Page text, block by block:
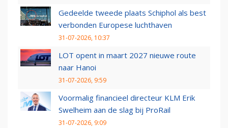
Gedeelde tweede plaats Schiphol als best
verbonden Europese luchthaven
31-07-2026, 10:37
LOT opent in maart 2027 nieuwe route
naar Hanoi
31-07-2026, 9:59
Voormalig financieel directeur KLM Erik
Swelheim aan de slag bij ProRail
31-07-2026, 9:09